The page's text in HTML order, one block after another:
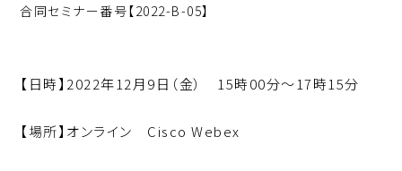
合同セミナー番号【2022-B-05】
【日時】 2022年12月9日（金） 15時00分～17時15分
【場所】オンライン Cisco Webex